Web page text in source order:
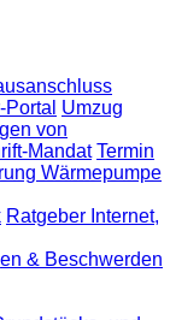
Umzug
von
Mandat Termin
Wärmepumpe
Ratgeber Internet,
& Beschwerden